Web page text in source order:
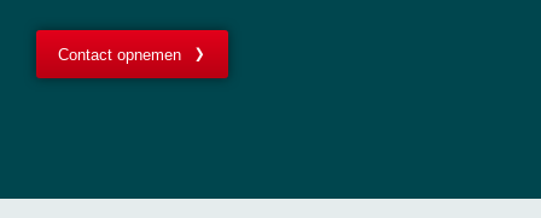
Contact opnemen